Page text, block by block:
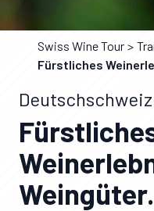
Swiss Wine Tour
Fürstliches
Deutschschweiz